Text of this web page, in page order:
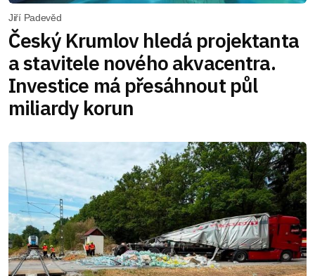
Jiří Padevěd
Český Krumlov hledá projektanta
a stavitele nového akvacentra.
Investice má přesáhnout půl
miliardy korun